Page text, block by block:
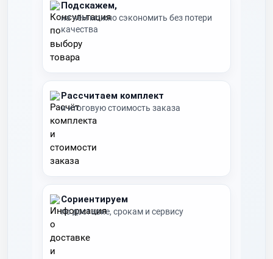
Подскажем,
на чём можно сэкономить без потери
качества
Рассчитаем комплект
и итоговую стоимость заказа
Сориентируем
по доставке, срокам и сервису